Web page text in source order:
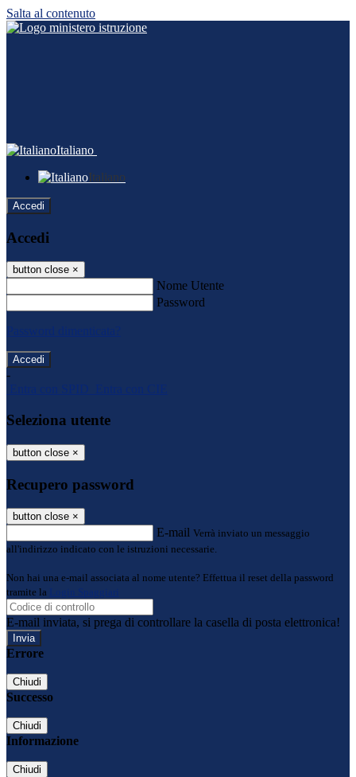
Salta al contenuto
Italiano
Italiano
Accedi
Accedi
button close ×
Nome Utente
Password
Password dimenticata?
-
Entra con SPID
Entra con CIE
Seleziona utente
button close ×
Recupero password
button close ×
E-mail Verrà inviato un messaggio
all'indirizzo indicato con le istruzioni necessarie.
Non hai una e-mail associata al nome utente? Effettua il reset della password
tramite la
Login Spaggiari
E-mail inviata, si prega di controllare la casella di posta elettronica!
Errore
Chiudi
Successo
Chiudi
Informazione
Chiudi